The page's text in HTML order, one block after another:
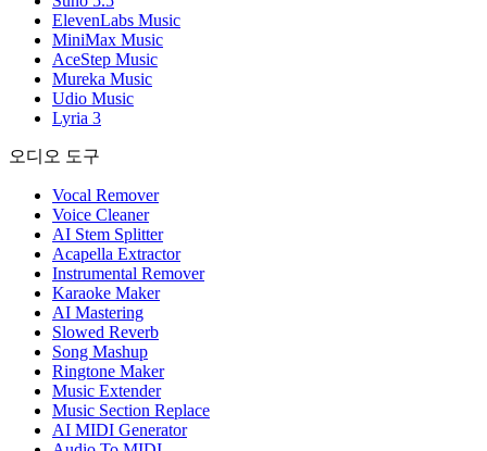
ElevenLabs Music
MiniMax Music
AceStep Music
Mureka Music
Udio Music
Lyria 3
오디오 도구
Vocal Remover
Voice Cleaner
AI Stem Splitter
Acapella Extractor
Instrumental Remover
Karaoke Maker
AI Mastering
Slowed Reverb
Song Mashup
Ringtone Maker
Music Extender
Music Section Replace
AI MIDI Generator